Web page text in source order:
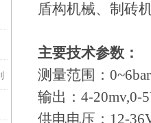
盾构机械、制砖
主要技术参数：
测量范围：
输出： 4-20mv,0-
供电电压： 12-